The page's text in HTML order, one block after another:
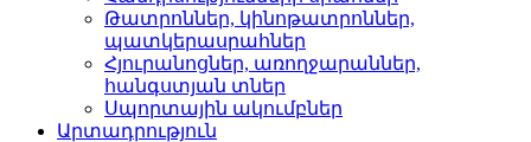
Թատրոններ, կինոթատրոն­ներ,
պատկերասրահներ
Հյուրանոցներ, առողջար­աններ,
հանգստյան տներ
Սպորտային ակումբներ­
Արտադրություն